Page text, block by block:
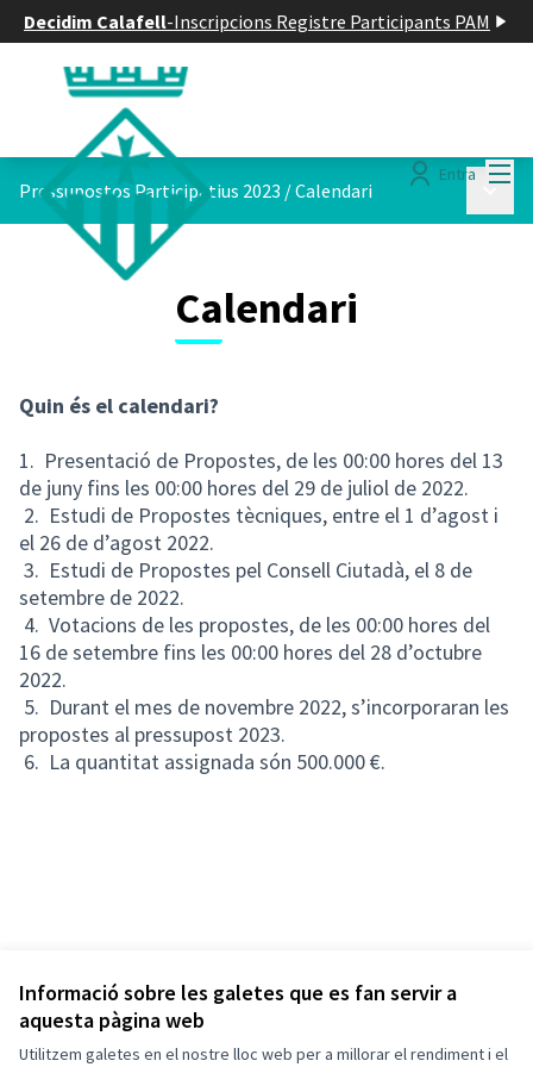
Informació sobre les galetes que es fan servir a
aquesta pàgina web
Utilitzem galetes en el nostre lloc web per a millorar el rendiment i el
Decidim Calafell-Inscripcions Registre Participants PAM
Entra
Pressupostos Participatius 2023 /Calendari
Calendari
Quin és el calendari?
1. Presentació de Propostes, de les 00:00 hores del 13
de juny fins les 00:00 hores del 29 de juliol de 2022.
2. Estudi de Propostes tècniques, entre el 1 d’agost i
el 26 de d’agost 2022.
3. Estudi de Propostes pel Consell Ciutadà, el 8 de
setembre de 2022.
4. Votacions de les propostes, de les 00:00 hores del
16 de setembre fins les 00:00 hores del 28 d’octubre
2022.
5. Durant el mes de novembre 2022, s’incorporaran les
propostes al pressupost 2023.
6. La quantitat assignada són 500.000 €.
Termes i condicions d'ús